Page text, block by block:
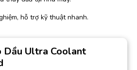
hỗ trợ kỹ thuật nhanh.
Dầu Ultra Coolant